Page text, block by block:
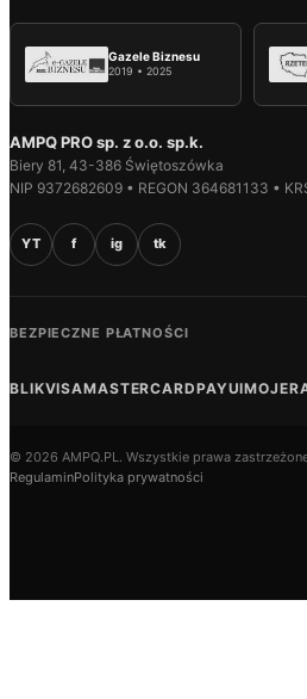
Gazele Biznesu
2019 • 2025
AMPQ PRO sp. z o.o. sp.k.
Biery 81, 43-386 Świętoszówka
NIP 9372682609 • REGON 364681133 •
YT f ig tk
BEZPIECZNE PŁATNOŚCI
BLIKVISAMASTERCARDPAYUIMOJE
© 2026 AMPQ.PL. Wszystkie prawa
RegulaminPolityka prywatności